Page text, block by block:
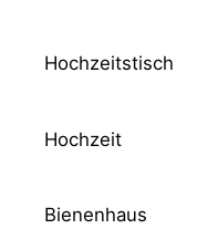
Hochzeitstisch
Hochzeit
Bienenhaus